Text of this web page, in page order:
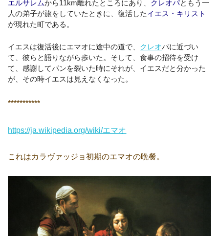
エルサレムから11km離れたところにあり、 クレオパともう一
人の弟子が旅をしていたときに、復活したイエス・キリスト
が現れた町である。
イエスは復活後にエマオに途中の道で、 クレオパに近づい
て、彼らと語りながら歩いた。そして、食事の招待を受け
て、感謝してパンを裂いた時にそれが、イエスだと分かった
が、その時イエスは見えなくなった。
***********
https://ja.wikipedia.org/wiki/エマオ
これはカラヴァッジョ初期のエマオの晩餐。